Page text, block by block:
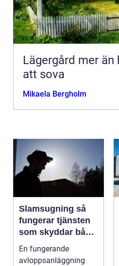
Lägergård mer än bara en plats
att sova
Mikaela Bergholm
Slamsugning så
fungerar tjänsten
som skyddar både
hus och miljö
En fungerande
avloppsanläggning